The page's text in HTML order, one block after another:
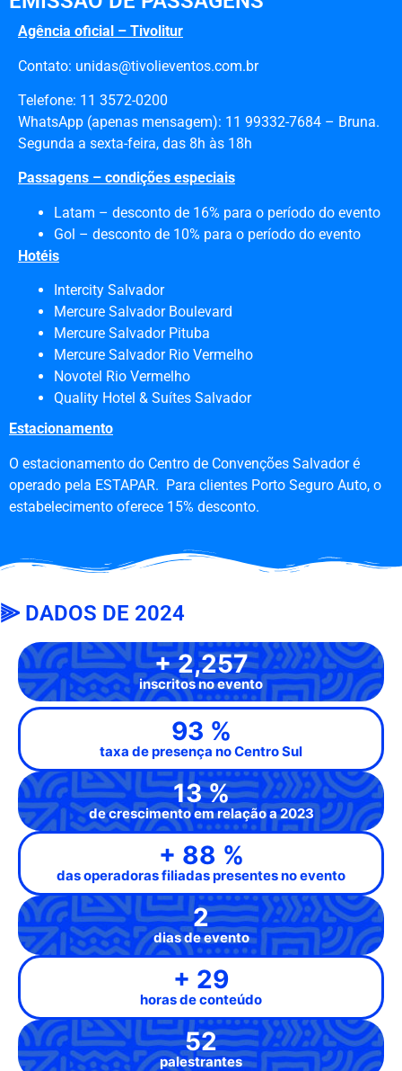
Agência oficial – Tivolitur
Contato: unidas@tivolieventos.com.br
Telefone: 11 3572-0200
WhatsApp (apenas mensagem): 11 99332-7684 – Bruna.
Segunda a sexta-feira, das 8h às 18h
Passagens – condições especiais
Latam – desconto de 16% para o período do evento
Gol – desconto de 10% para o período do evento
Hotéis
Intercity Salvador
Mercure Salvador Boulevard
Mercure Salvador Pituba
Mercure Salvador Rio Vermelho
Novotel Rio Vermelho
Quality Hotel & Suítes Salvador
Estacionamento
O estacionamento do Centro de Convenções Salvador é
operado pela ESTAPAR. Para clientes Porto Seguro Auto, o
estabelecimento oferece 15% desconto.
⫸ DADOS DE 2024
+2,300
inscritos no evento
95 %
taxa de presença no Centro Sul
14%
de crescimento em relação a 2023
+ 90 %
das operadoras filiadas presentes no evento
3
dias de evento
+ 30
horas de conteúdo
53
palestrantes